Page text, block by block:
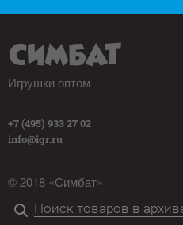
Игрушки оптом
+7 (495) 933 27 02
info@igr.ru
© 2018 «Симбат»